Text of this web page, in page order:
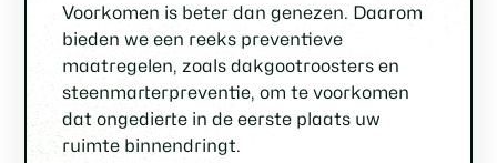
Voorkomen is beter dan genezen. Daarom
bieden we een reeks preventieve
maatregelen, zoals dakgootroosters en
steenmarterpreventie, om te voorkomen
dat ongedierte in de eerste plaats uw
ruimte binnendringt.